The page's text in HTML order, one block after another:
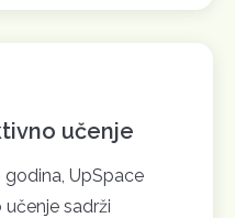
učenje
godina, UpSpace
sadrži